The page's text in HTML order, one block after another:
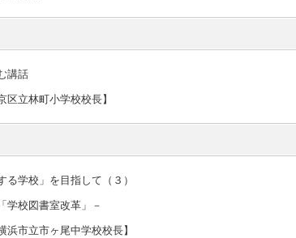
講話
区立林町小学校校長】
学校」を目指して（３）
学校図書室改革」－
浜市立市ヶ尾中学校校長】